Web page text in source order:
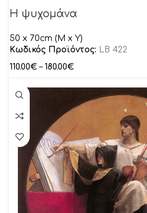
Η ψυχομάνα
50 x 70cm (M x Y)
Κωδικός Προϊόντος: LB 422
110.00€ – 180.00€